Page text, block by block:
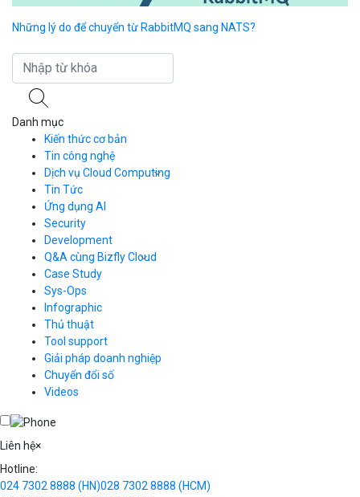
Những lý do để chuyển từ RabbitMQ sang NATS?
Danh mục
Kiến thức cơ bản
Tin công nghệ
Dịch vụ Cloud Computing
Cloud Server
CDN
Load Balancer
Auto Scaling
Container Registry
Kubernetes
Cloud Database
Call Center
Business Email
Simple Storage
VPN
Traffic Manager
Cloud VPS
Videos
Tin Tức
Ứng dụng AI
Security
Development
Q&A cùng Bizfly Cloud
Q&A về Bizfly Cloud Server
Thao tác kết nối tới server
Videos
Q&A về Bizfly Business Email
Videos
Case Study
Sys-Ops
Infographic
Thủ thuật
Tool support
Giải pháp doanh nghiệp
Chuyển đổi số
Videos
Liên hệ×
Hotline:
024 7302 8888 (HN)028 7302 8888 (HCM)